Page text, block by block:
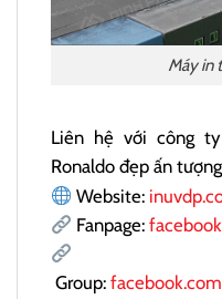
Máy in
Liên hệ với công
Ronaldo đẹp ấn
Website:
Fanpage:
Group: